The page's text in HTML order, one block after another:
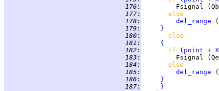
176 :
177 :
else
178 : del_range (
179 :
}
180 :
else
181 :
{
182 : if ( point +
183 :
184 :
else
185 : del_range (
186 :
}
187 :
}